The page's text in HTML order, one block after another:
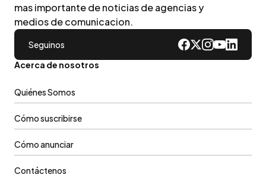
mas importante de noticias de agencias y
medios de comunicacion.
Seguinos
Acerca de nosotros
Quiénes Somos
Cómo suscribirse
Cómo anunciar
Contáctenos